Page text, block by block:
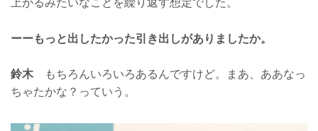
上がるみたいなことを繰り返す想定でした。
ーーもっと出したかった引き出しがありましたか。
鈴木 もちろんいろいろあるんですけど。まあ、ああなっ
ちゃたかな？っていう。